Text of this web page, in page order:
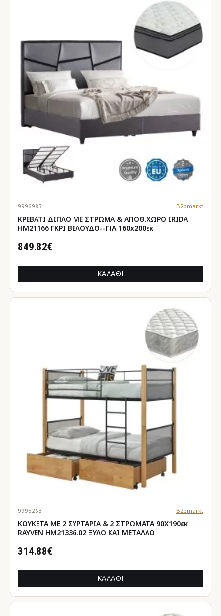
9996985 B2bmarkt
ΚΡΕΒΑΤΙ ΔΙΠΛΟ ΜΕ ΣΤΡΩΜΑ & ΑΠΟΘ.ΧΩΡΟ IRIDA
HM21166 ΓΚΡΙ ΒΕΛΟΥΔΟ--ΓΙΑ 160x200εκ
849.82€
ΚΑΛΆΘΙ
9995263 B2bmarkt
ΚΟΥΚΕΤΑ ΜΕ 2 ΣΥΡΤΑΡΙΑ & 2 ΣΤΡΩΜΑΤΑ 90X190εκ
RAYVEN HM21336.02 ΞΥΛΟ ΚΑΙ ΜΕΤΑΛΛΟ
314.88€
ΚΑΛΆΘΙ